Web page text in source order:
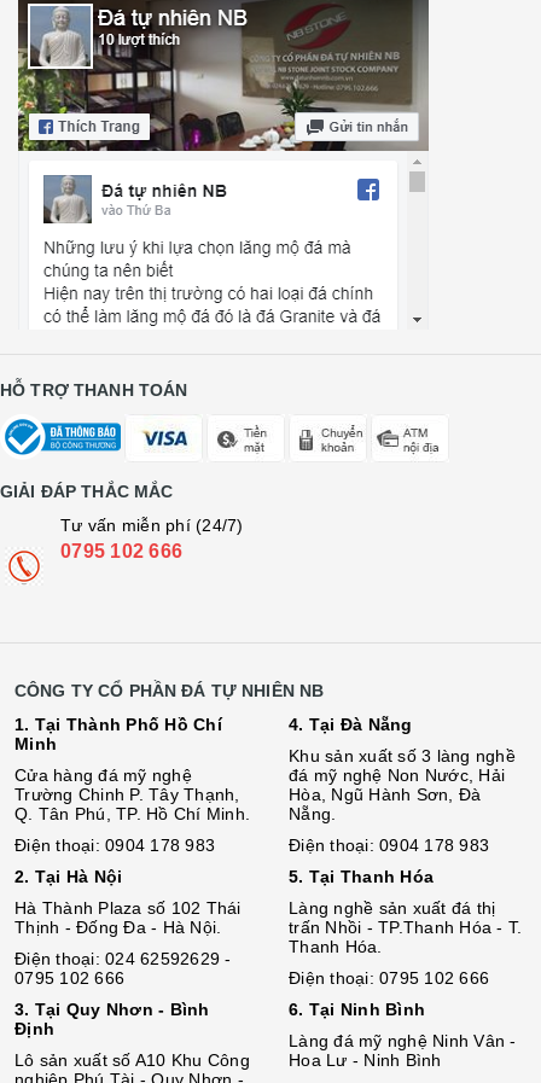
HỖ TRỢ THANH TOÁN
GIẢI ĐÁP THẮC MẮC
Tư vấn miễn phí (24/7)
0795 102 666
CÔNG TY CỔ PHẦN ĐÁ TỰ NHIÊN NB
1. Tại Thành Phố Hồ Chí
Minh
Cửa hàng đá mỹ nghệ
Trường Chinh P. Tây Thạnh,
Q. Tân Phú, TP. Hồ Chí Minh.
Điện thoại: 0904 178 983
2. Tại Hà Nội
Hà Thành Plaza số 102 Thái
Thịnh - Đống Đa - Hà Nội.
Điện thoại: 024 62592629 -
0795 102 666
3. Tại Quy Nhơn - Bình
Định
Lô sản xuất số A10 Khu Công
nghiệp Phú Tài - Quy Nhơn -
4. Tại Đà Nẵng
Khu sản xuất số 3 làng nghề
đá mỹ nghệ Non Nước, Hải
Hòa, Ngũ Hành Sơn, Đà
Nẵng.
Điện thoại: 0904 178 983
5. Tại Thanh Hóa
Làng nghề sản xuất đá thị
trấn Nhồi - TP.Thanh Hóa - T.
Thanh Hóa.
Điện thoại: 0795 102 666
6. Tại Ninh Bình
Làng đá mỹ nghệ Ninh Vân -
Hoa Lư - Ninh Bình